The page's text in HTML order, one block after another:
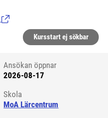
(Länk till extern sida.)
Kursstart ej sökbar
Ansökan öppnar
2026-08-17
Skola
MoA Lärcentrum